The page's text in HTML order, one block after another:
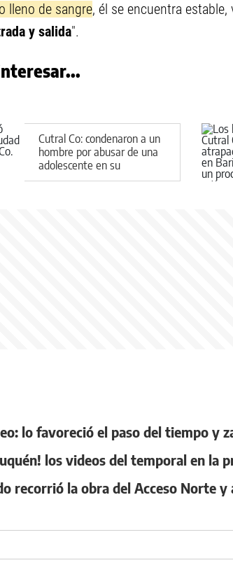
lleno de sangre, él se encuentra
y salida".
Cutral Co: condenaron a un
hombre por abusar de una
adolescente en su
habitación
lo favoreció el paso del tiempo y
los videos del temporal en la
recorrió la obra del Acceso Norte